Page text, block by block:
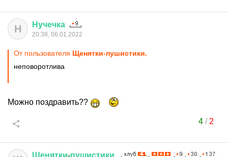
Н Нучечка
20:38, 06.01.2022
От пользователя Щенятки-пушистики.
неповоротлива
Можно поздравить??
4/ 2
Щенятки-пушистики.